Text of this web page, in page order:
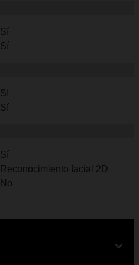
Sí
Sí
Sí
Sí
Sí
Reconocimiento facial 2D
No